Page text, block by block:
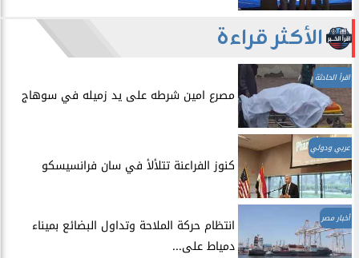
الأكثر قراءة
اقرأ الحادثة
مصرع امين شرطه على يد زميله في سوهاج
عربي ودولي
​كنوز الفراعنة تتلألأ في سان فرانسيسكو
أخبار مصر
انتظام حركة الملاحة وتداول البضائع بميناء
دمياط على...